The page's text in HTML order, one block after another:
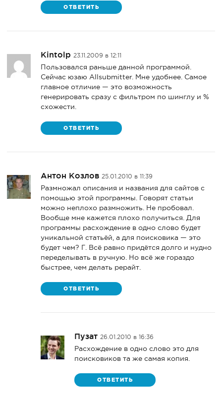
ОТВЕТИТЬ
Kintolp 23.11.2009 в 12:11
Пользовался раньше данной программой.
Сейчас юзаю Allsubmitter. Мне удобнее. Самое
главное отличие — это возможность
генерировать сразу с фильтром по шинглу и %
схожести.
ОТВЕТИТЬ
Антон Козлов 25.01.2010 в 11:39
Размножал описания и названия для сайтов с
помощью этой программы. Говорят статьи
можно неплохо размножить. Не пробовал.
Вообще мне кажется плохо получиться. Для
программы расхождение в одно слово будет
уникальной статьёй, а для поисковика — это
будет чем? Г. Всё равно придётся долго и нудно
переделывать в ручную. Но всё же гораздо
быстрее, чем делать рерайт.
ОТВЕТИТЬ
Пузат 26.01.2010 в 16:36
Расхождение в одно слово это для
поисковиков та же самая копия.
ОТВЕТИТЬ